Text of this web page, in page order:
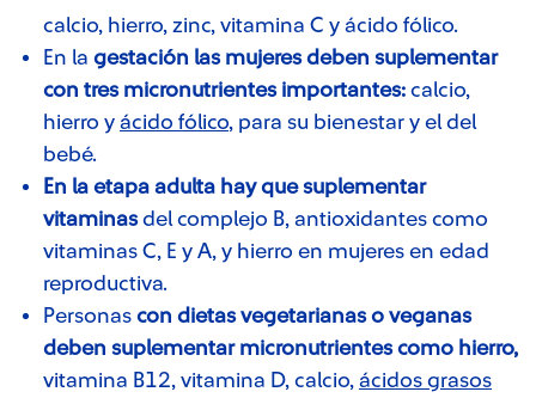
calcio, hierro, zinc, vitamina C y ácido fólico​.
En la gestación las mujeres deben suplementar
con tres micronutrientes importantes: calcio,
hierro y ácido fólico, para su bienestar y el del
bebé.
En la etapa adulta hay que suplementar
vitaminasdel complejo B, antioxidantes como
vitaminas C, E y A, y hierro en mujeres en edad
reproductiva.
Personas con dietas vegetarianas o veganas
deben suplementar micronutrientes como hierro,
vitamina B12, vitamina D, calcio, ácidos grasos